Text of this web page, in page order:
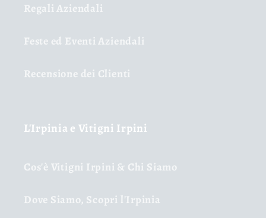
Regali Aziendali
Feste ed Eventi Aziendali
Recensione dei Clienti
L'Irpinia e Vitigni Irpini
Cos'è Vitigni Irpini & Chi Siamo
Dove Siamo, Scopri l'Irpinia